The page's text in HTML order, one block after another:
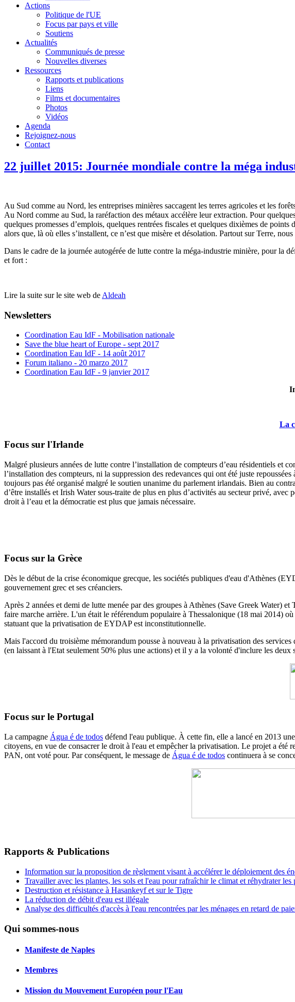
Actions
Politique de l'UE
Focus par pays et ville
Soutiens
Actualités
Communiqués de presse
Nouvelles diverses
Ressources
Rapports et publications
Liens
Films et documentaires
Photos
Vidéos
Agenda
Rejoignez-nous
Contact
22 juillet 2015: Journée mondiale contre la méga
Au Sud comme au Nord, les entreprises minières saccagent les terres agricoles et les
Au Nord comme au Sud, la raréfaction des métaux accélère leur extraction. Pour
quelques promesses d’emplois, quelques rentrées fiscales et quelques dixièmes de
alors que, là où elles s’installent, ce n’est que misère et désolation. Partout sur Terre,
Dans le cadre de la journée autogérée de lutte contre la méga-industrie minière, pour la
et fort :
Lire la suite sur le site web de Aldeah
Newsletters
Coordination Eau IdF - Mobilisation nationale
Save the blue heart of Europe - sept 2017
Coordination Eau IdF - 14 août 2017
Forum italiano - 20 marzo 2017
Coordination Eau IdF - 9 janvier 2017
La
Focus sur l'Irlande
Malgré plusieurs années de lutte contre l’installation de compteurs d’eau résidentiels et
l’installation des compteurs, ni la suppression des redevances qui ont été juste
toujours pas été organisé malgré le soutien unanime du parlement irlandais. Bien au
d’être installés et Irish Water sous-traite de plus en plus d’activités au secteur privé,
droit à l’eau et la démocratie est plus que jamais nécessaire.
Focus sur la Grèce
Dès le début de la crise économique grecque, les sociétés publiques d'eau d'Athènes
gouvernement grec et ses créanciers.
Après 2 années et demi de lutte menée par des groupes à Athènes (Save Greek Water)
faire marche arrière. L'un était le référendum populaire à Thessalonique (18 mai 2014)
statuant que la privatisation de EYDAP est inconstitutionnelle.
Mais l'accord du troisième mémorandum pousse à nouveau à la privatisation des services
(en laissant à l'Etat seulement 50% plus une actions) et il y a la volonté d'inclure les deux
Focus sur le Portugal
La campagne Água é de todos défend l'eau publique. À cette fin, elle a lancé en 2013
citoyens, en vue de consacrer le droit à l'eau et empêcher la privatisation. Le projet a
PAN, ont voté pour. Par conséquent, le message de Água é de todos continuera à se
Rapports & Publications
Information sur la proposition de règlement visant à accélérer le déploiement des
Travailler avec les plantes, les sols et l'eau pour rafraîchir le climat et réhydrater les
Destruction et résistance à Hasankeyf et sur le Tigre
La réduction de débit d'eau est illégale
Analyse des difficultés d'accès à l'eau rencontrées par les ménages en retard de
Qui sommes-nous
Manifeste de Naples
Membres
Mission du Mouvement Européen pour l'Eau